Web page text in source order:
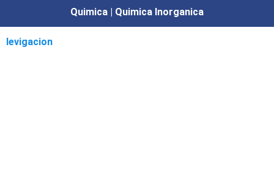
Quimica | Quimica Inorganica
levigacion